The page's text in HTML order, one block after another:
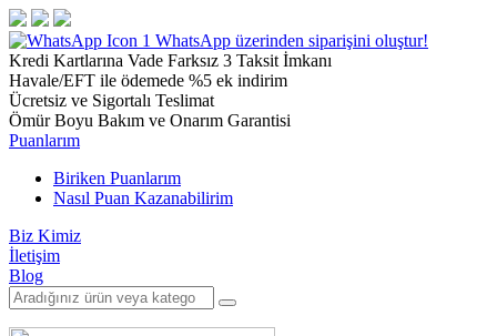
1 WhatsApp üzerinden siparişini oluştur!
Kredi Kartlarına Vade Farksız 3 Taksit İmkanı
Havale/EFT ile ödemede %5 ek indirim
Ücretsiz ve Sigortalı Teslimat
Ömür Boyu Bakım ve Onarım Garantisi
Puanlarım
Biriken Puanlarım
Nasıl Puan Kazanabilirim
Biz Kimiz
İletişim
Blog